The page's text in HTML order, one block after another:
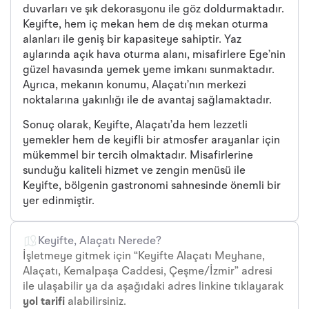
duvarları ve şık dekorasyonu ile göz doldurmaktadır.
Keyifte, hem iç mekan hem de dış mekan oturma
alanları ile geniş bir kapasiteye sahiptir. Yaz
aylarında açık hava oturma alanı, misafirlere Ege’nin
güzel havasında yemek yeme imkanı sunmaktadır.
Ayrıca, mekanın konumu, Alaçatı’nın merkezi
noktalarına yakınlığı ile de avantaj sağlamaktadır.
Sonuç olarak, Keyifte, Alaçatı’da hem lezzetli
yemekler hem de keyifli bir atmosfer arayanlar için
mükemmel bir tercih olmaktadır. Misafirlerine
sunduğu kaliteli hizmet ve zengin menüsü ile
Keyifte, bölgenin gastronomi sahnesinde önemli bir
yer edinmiştir.
Keyifte, Alaçatı Nerede?
İşletmeye gitmek için “Keyifte Alaçatı Meyhane,
Alaçatı, Kemalpaşa Caddesi, Çeşme/İzmir” adresi
ile ulaşabilir ya da aşağıdaki adres linkine tıklayarak
yol tarifi alabilirsiniz.